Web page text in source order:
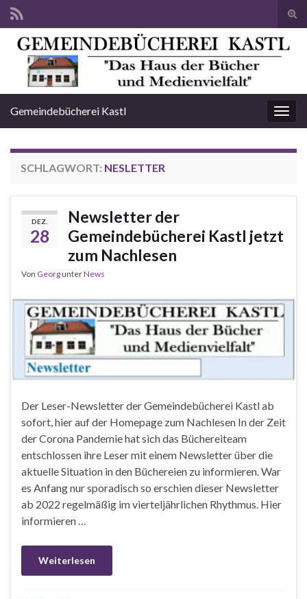
Search for:
Gemeindebücherei Kastl
SCHLAGWORT: NESLETTER
DEZ.
28
Newsletter der
Gemeindebücherei Kastl jetzt
zum Nachlesen
Von GeorgunterNews
Der Leser-Newsletter der Gemeindebücherei Kastl ab
sofort, hier auf der Homepage zum Nachlesen In der Zeit
der Corona Pandemie hat sich das Büchereiteam
entschlossen ihre Leser mit einem Newsletter über die
aktuelle Situation in den Büchereien zu informieren. War
es Anfang nur sporadisch so erschien dieser Newsletter
ab 2022 regelmäßig im vierteljährlichen Rhythmus. Hier
informieren …
Weiterlesen